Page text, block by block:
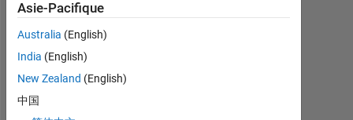
18 Nov 2022
Asie-Pacifique
Australia (English)
India (English)
New Zealand (English)
中国